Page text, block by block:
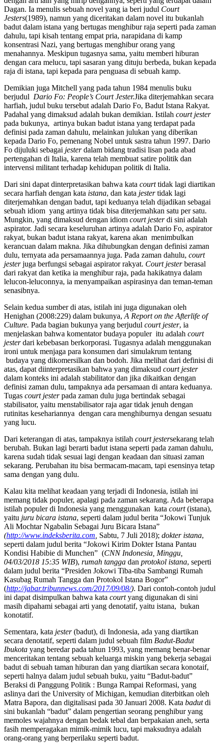
Dagan. Ia menulis sebuah novel yang ia beri judul Court
Jesters(1989), namun yang diceritakan dalam novel itu bukanlah
badut dalam istana yang bertugas menghibur raja seperti pada zaman
dahulu, tapi kisah tentang empat pria, narapidana di kamp
konsentrasi Nazi, yang bertugas menghibur orang yang
menahannya. Meskipun tugasnya sama, yaitu memberi hiburan
dengan cara melucu, tapi sasaran yang dituju berbeda, bukan kepada
raja di istana, tapi kepada para penguasa di sebuah kamp.
Demikian juga Mitchell yang pada tahun 1984 menulis buku
berjudul Dario Fo: People’s Court Jester.Jika diterjemahkan secara
harfiah, judul buku tersebut adalah Dario Fo, Badut Istana Rakyat.
Padahal yang dimaksud adalah bukan demikian. Istilah court jester
pada bukunya, artinya bukan badut istana yang terdapat pada
definisi pada zaman dahulu, melainkan julukan yang diberikan
kepada Dario Fo, pemenang Nobel untuk sastra tahun 1997. Dario
Fo dijuluki sebagai jesterdalam bidang tradisi lisan pada abad
pertengahan di Italia, karena telah membuat satire politik dan
intervensi militant terhadap kehidupan politik di Italia.
Dari sini dapat dinterpretasikan bahwa kata courttidak lagi diartikan
secara harfiah dengan kata istana, dan kata jestertidak lagi
diterjemahkan dengan badut, tapi keduanya telah dijadikan sebagai
sebuah idiom yang artinya tidak bisa diterjemahkan satu per satu.
Mungkin, yang dimaksud dengan idiom court jesterdi sini adalah
aspirator. Jadi secara keseluruhan artinya adalah Dario Fo, aspirator
rakyat, bukan badut istana rakyat, karena akan menimbulkan
kerancuan dalam makna. Jika dihubungkan dengan definisi zaman
dulu, ternyata ada persamaannya juga. Pada zaman dahulu, court
jesterjuga berfungsi sebagai aspirator rakyat. Court jesterberasal
dari rakyat dan ketika ia menghibur raja, pada hakikatnya dalam
lelucon-leluconnya, ia menyampaikan aspirasinya dan teman-teman
senasibnya.
Selain kedua sumber di atas, istilah ini juga digunakan oleh
Henighan (2008:229) dalam bukunya, A Report on the Afterlife of
Culture. Pada bagian bukunya yang berjudul court jester, ia
menjelaskan bahwa komentator budaya populer itu adalah court
jesterdari kebebasan berkorporasi. Tugasnya adalah menggunakan
ironi untuk menjaga para konsumen dari simulakrum tentang
budaya yang dikomersilkan dan bodoh. Jika melihat dari definisi di
atas, dapat diinterpretasikan bahwa yang dimaksud court jester
dalam konteks ini adalah stabilitator dan jika dikaitkan dengan
definisi zaman dulu, tampaknya ada persamaan di antara keduanya.
Tugas court jesterpada zaman dulu juga bertindak sebagai
stabilisator, yaitu menstabilisator raja agar tidak jenuh dengan
rutinitas kesehariannya dengan cara menghiburnya dengan sesuatu
yang lucu.
Dari keterangan di atas, tampaknya istilah court jestersekarang telah
berubah. Bukan lagi berarti badut istana seperti pada zaman dahulu,
karena sudah tidak sesuai lagi dengan keadaan dan situasi zaman
sekarang. Perubahan itu bisa bermacam-macam, tapi esensinya tetap
sama dengan yang dulu.
Kalau kita melihat keadaan yang terjadi di Indonesia, istilah ini
memang tidak populer, apalagi pada zaman sekarang. Ada beberapa
istilah populer di Indonesia yang menggunakan kata court(istana),
yaitu juru bicara istana, seperti dalam judul berita “Jokowi Tunjuk
Ali Mochtar Ngabalin Sebagai Juru Bicara Istana”
(http://www.indeksberita.com Sabtu, 7 Juli 2018); dokter istana,
seperti dalam judul berita “Jokowi Kirim Dokter Istana Pantau
Kondisi Habibie di Munchen” (CNN Indonesia, Minggu,
04/03/2018 15:35 WIB), rumah tangga dan protokol istana, seperti
dalam judul berita “Presiden Jokowi Tiba-tiba Sambangi Rumah
Kasubag Rumah Tangga dan Protokol Istana Bogor”
(http://jabar.tribunnews.com/2017/09/08/). Dari contoh-contoh judul
ini dapat disimpulkan bahwa kata courtyang digunakan di sini
masih dipahami sebagai arti yang denotatif, yaitu istana, bukan
konotatif.
Sementara, kata jester(badut), di Indonesia, ada yang diartikan
secara denotatif, seperti dalam judul sebuah film Badut-Badut
Ibukota yang beredar pada tahun 1993, yang memang benar-benar
menceritakan tentang sebuah keluarga miskin yang bekerja sebagai
badut di sebuah taman hiburan dan yang diartikan secara konotaif,
seperti halnya dalam judul sebuah buku, yaitu “Badut-badut”
Beraksi di Panggung Politik : Bunga Rampai Reformasi, yang
aslinya dari the University of Michigan, kemudian diterbitkan oleh
Matra Bapora, dan digitalisasi pada 30 Januari 2008. Kata badutdi
sini bukanlah “badut” dalam pengertian seorang penghibur yang
memoles wajahnya dengan bedak tebal dan berpakaian aneh, serta
fasih memperagakan mimik-mimik lucu, tapi maksudnya adalah
orang-orang yang berperilaku seperti badut.